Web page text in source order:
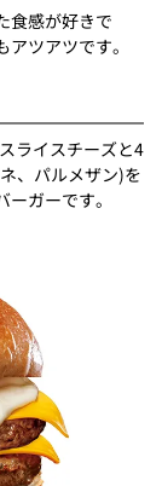
食感が好きで
ツアツです。
ライスチーズと4
、パルメザン)を
ガーです。